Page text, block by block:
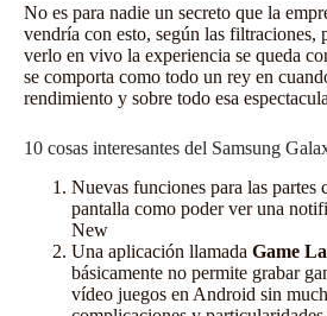
No es para nadie un secreto que la
vendría con esto, según las filtraciones,
verlo en vivo la experiencia se queda
se comporta como todo un rey en
rendimiento y sobre todo esa
10 cosas interesantes del Samsung
Nuevas funciones para las partes
pantalla como poder ver una
New
Una aplicación llamada Game
básicamente no permite grabar
vídeo juegos en Android sin